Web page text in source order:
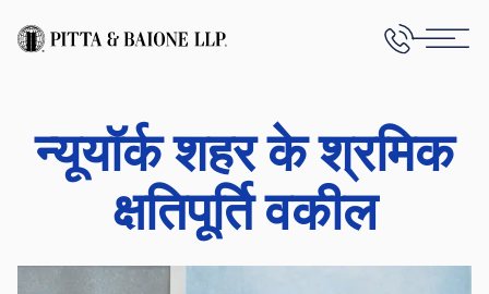
न्यूयॉर्क शहर के श्रमिक
क्षतिपूर्ति वकील